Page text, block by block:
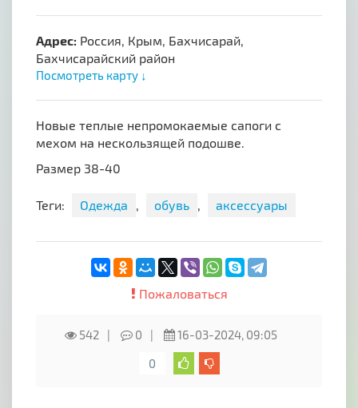
Адрес: Россия, Крым, Бахчисарай,
Бахчисарайский район
Посмотреть карту ↓
Новые теплые непромокаемые сапоги с
мехом на нескользящей подошве.
Размер 38-40
Теги: Одежда , обувь , аксессуары
Пожаловаться
542 0
16-03-2024, 09:05
0